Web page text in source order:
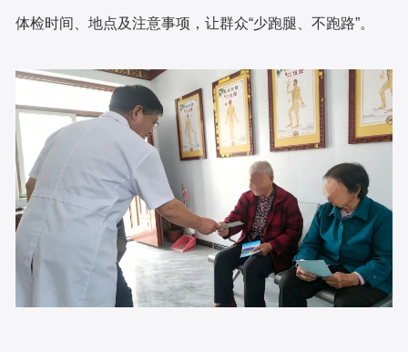
体检时间、地点及注意事项，让群众“少跑腿、不跑路”。